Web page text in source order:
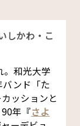
いしかわ・こ
。和光大学
ンド「た
ッションと
年『さよ